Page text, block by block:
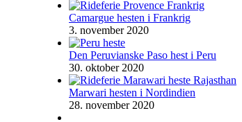
Camargue hesten i Frankrig
3. november 2020
Den Peruvianske Paso hest i Peru
30. oktober 2020
Marwari hesten i Nordindien
28. november 2020